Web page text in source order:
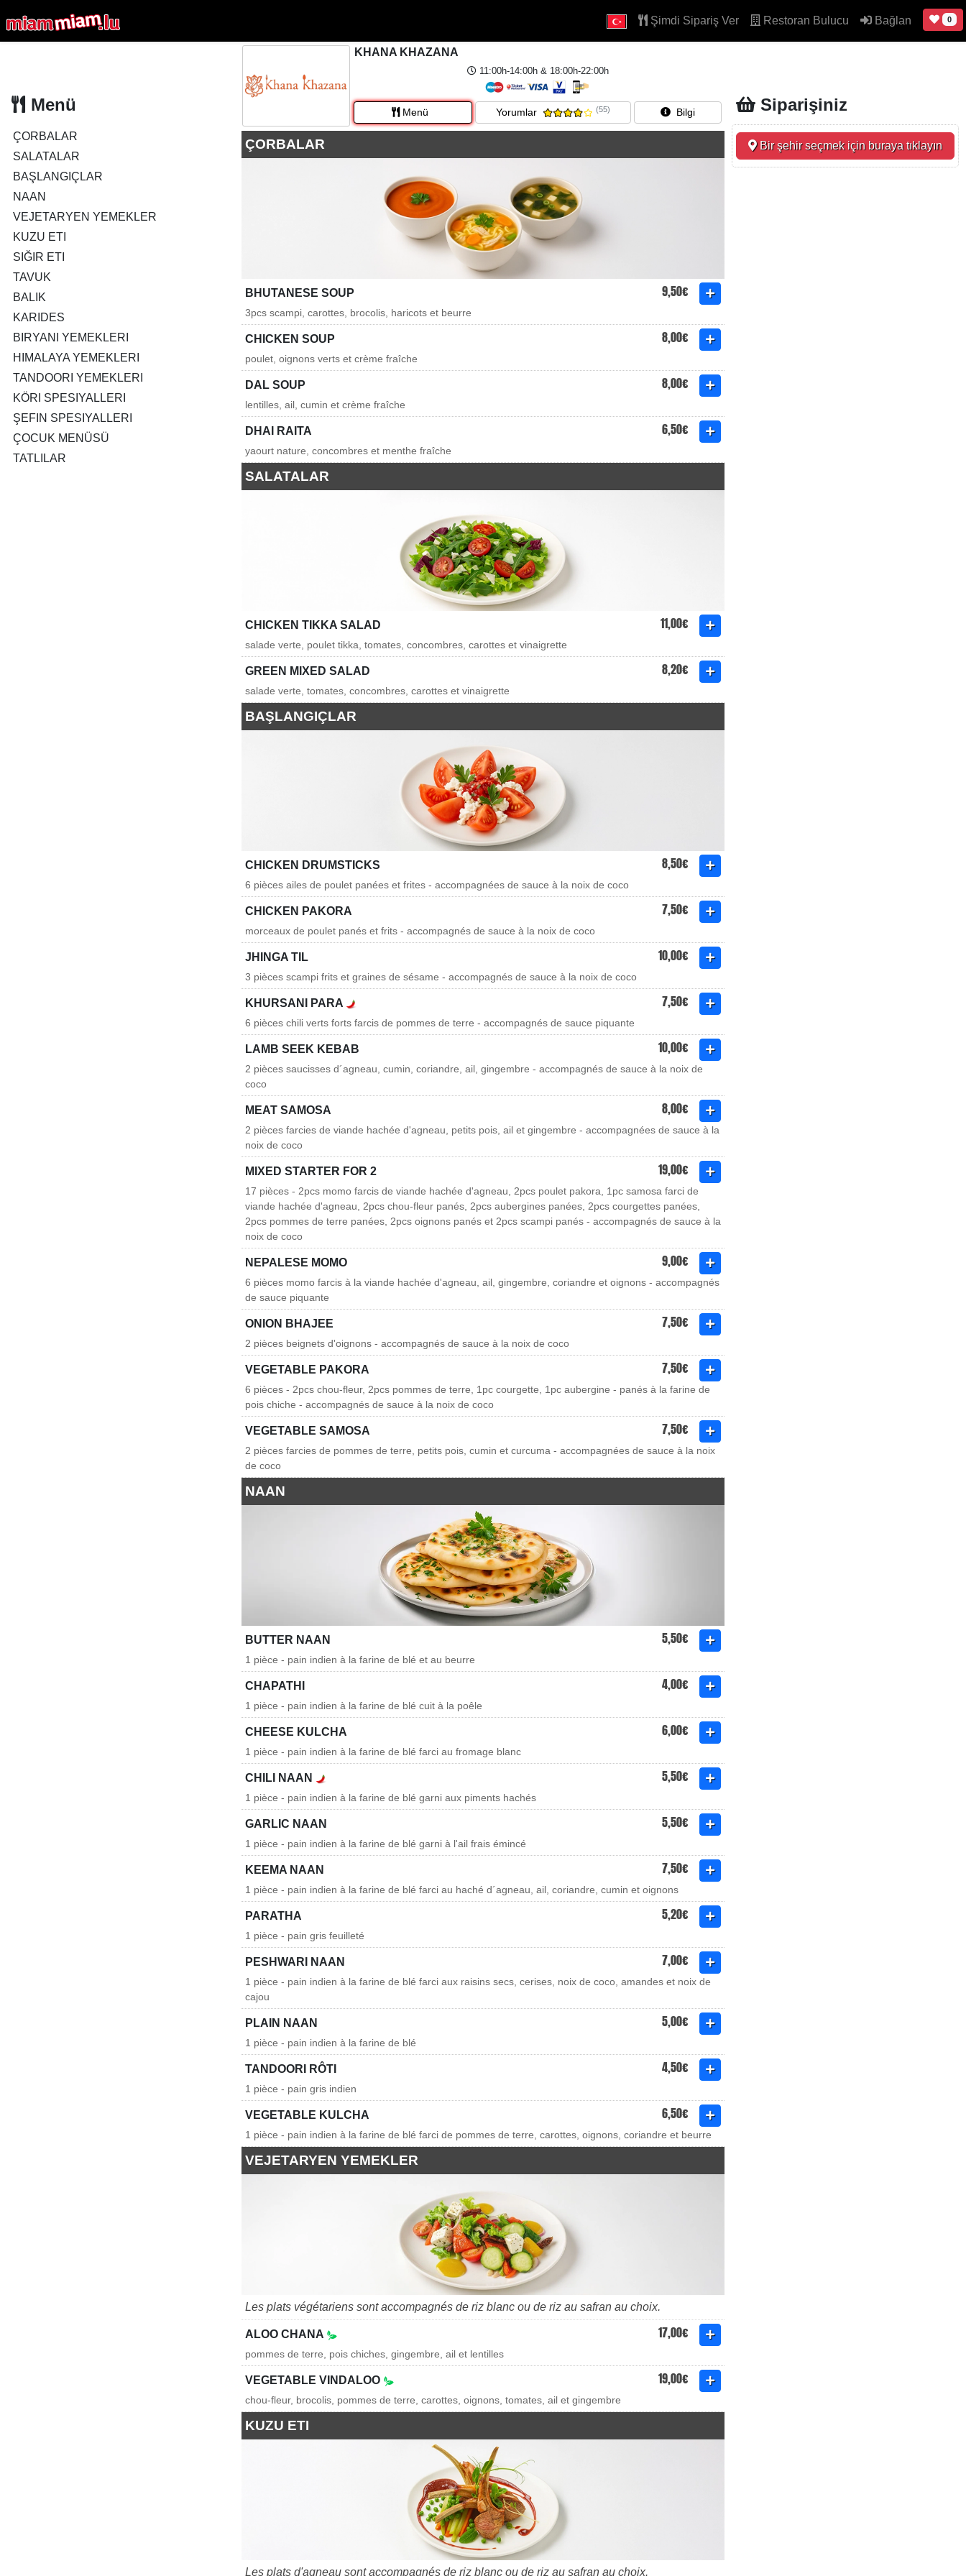
Şimdi Sipariş Ver Restoran Bulucu Bağlan 0
Menü
ÇORBALAR
SALATALAR
BAŞLANGIÇLAR
NAAN
VEJETARYEN YEMEKLER
KUZU ETI
SIĞIR ETI
TAVUK
BALIK
KARIDES
BIRYANI YEMEKLERI
HIMALAYA YEMEKLERI
TANDOORI YEMEKLERI
KÖRI SPESIYALLERI
ŞEFIN SPESIYALLERI
ÇOCUK MENÜSÜ
TATLILAR
KHANA KHAZANA
11:00h-14:00h & 18:00h-22:00h
Menü Yorumlar (55) Bilgi
ÇORBALAR
BHUTANESE SOUP 9,50€
3pcs scampi, carottes, brocolis, haricots et beurre
CHICKEN SOUP 8,00€
poulet, oignons verts et crème fraîche
DAL SOUP 8,00€
lentilles, ail, cumin et crème fraîche
DHAI RAITA 6,50€
yaourt nature, concombres et menthe fraîche
SALATALAR
CHICKEN TIKKA SALAD 11,00€
salade verte, poulet tikka, tomates, concombres, carottes et vinaigrette
GREEN MIXED SALAD 8,20€
salade verte, tomates, concombres, carottes et vinaigrette
BAŞLANGIÇLAR
CHICKEN DRUMSTICKS 8,50€
6 pièces ailes de poulet panées et frites - accompagnées de sauce à la noix de coco
CHICKEN PAKORA 7,50€
morceaux de poulet panés et frits - accompagnés de sauce à la noix de coco
JHINGA TIL 10,00€
3 pièces scampi frits et graines de sésame - accompagnés de sauce à la noix de coco
KHURSANI PARA 7,50€
6 pièces chili verts forts farcis de pommes de terre - accompagnés de sauce piquante
LAMB SEEK KEBAB 10,00€
2 pièces saucisses d´agneau, cumin, coriandre, ail, gingembre - accompagnés de sauce à la noix de
coco
MEAT SAMOSA 8,00€
2 pièces farcies de viande hachée d'agneau, petits pois, ail et gingembre - accompagnées de sauce à la
noix de coco
MIXED STARTER FOR 2 19,00€
17 pièces - 2pcs momo farcis de viande hachée d'agneau, 2pcs poulet pakora, 1pc samosa farci de
viande hachée d'agneau, 2pcs chou-fleur panés, 2pcs aubergines panées, 2pcs courgettes panées,
2pcs pommes de terre panées, 2pcs oignons panés et 2pcs scampi panés - accompagnés de sauce à la
noix de coco
NEPALESE MOMO 9,00€
6 pièces momo farcis à la viande hachée d'agneau, ail, gingembre, coriandre et oignons - accompagnés
de sauce piquante
ONION BHAJEE 7,50€
2 pièces beignets d'oignons - accompagnés de sauce à la noix de coco
VEGETABLE PAKORA 7,50€
6 pièces - 2pcs chou-fleur, 2pcs pommes de terre, 1pc courgette, 1pc aubergine - panés à la farine de
pois chiche - accompagnés de sauce à la noix de coco
VEGETABLE SAMOSA 7,50€
2 pièces farcies de pommes de terre, petits pois, cumin et curcuma - accompagnées de sauce à la noix
de coco
NAAN
BUTTER NAAN 5,50€
1 pièce - pain indien à la farine de blé et au beurre
CHAPATHI 4,00€
1 pièce - pain indien à la farine de blé cuit à la poêle
CHEESE KULCHA 6,00€
1 pièce - pain indien à la farine de blé farci au fromage blanc
CHILI NAAN 5,50€
1 pièce - pain indien à la farine de blé garni aux piments hachés
GARLIC NAAN 5,50€
1 pièce - pain indien à la farine de blé garni à l'ail frais émincé
KEEMA NAAN 7,50€
1 pièce - pain indien à la farine de blé farci au haché d´agneau, ail, coriandre, cumin et oignons
PARATHA 5,20€
1 pièce - pain gris feuilleté
PESHWARI NAAN 7,00€
1 pièce - pain indien à la farine de blé farci aux raisins secs, cerises, noix de coco, amandes et noix de
cajou
PLAIN NAAN 5,00€
1 pièce - pain indien à la farine de blé
TANDOORI RÔTI 4,50€
1 pièce - pain gris indien
VEGETABLE KULCHA 6,50€
1 pièce - pain indien à la farine de blé farci de pommes de terre, carottes, oignons, coriandre et beurre
VEJETARYEN YEMEKLER
Les plats végétariens sont accompagnés de riz blanc ou de riz au safran au choix.
ALOO CHANA 17,00€
pommes de terre, pois chiches, gingembre, ail et lentilles
VEGETABLE VINDALOO 19,00€
chou-fleur, brocolis, pommes de terre, carottes, oignons, tomates, ail et gingembre
KUZU ETI
Les plats d'agneau sont accompagnés de riz blanc ou de riz au safran au choix.
Siparişiniz
Bir şehir seçmek için buraya tıklayın